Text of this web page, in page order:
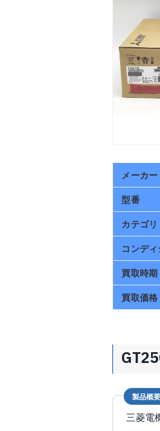
メーカー
型番
カテゴリ
コンデ
買取時期
買取価格
製品概要
三菱電